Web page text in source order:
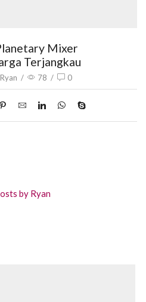
Mixer
Terjangkau
Ryan / 78 / 0
by Ryan